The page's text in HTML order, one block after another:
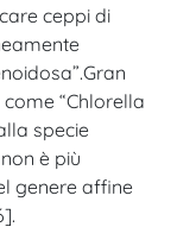
ceppi di
Gran
“Chlorella
specie
è più
genere affine